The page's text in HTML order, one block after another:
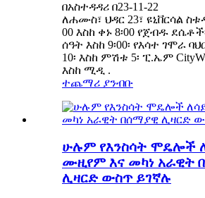
በአስተዳዳሪ በ23-11-22
ለሐሙስ፣ ህዳር 23፣ ዩኒቨርሳል
00 እስከ ቀኑ 8፡00 የጀብዱ
ሰዓት እስከ 9፡00፡ የእሳተ ገሞራ
10፡ እስከ ምሽቱ 5፡ ፒ.ኤም
እስከ ሚዲ .
ተጨማሪ ያንብቡ
ሁሉም የእንስሳት ሞዴሎች
ሙዚየም እና መካነ አራዊት
ሊዛርድ ውስጥ ይገኛሉ